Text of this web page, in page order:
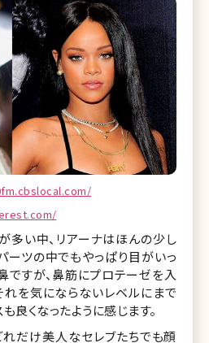
多い中、リアーナはほんの少し
ーツの中でもやっぱり目がいっ
ですが、鼻筋にプロテーゼを入
れを気にならないレベルにまで
良くなったように感じます。
れだけ美人なセレブたちでも顔